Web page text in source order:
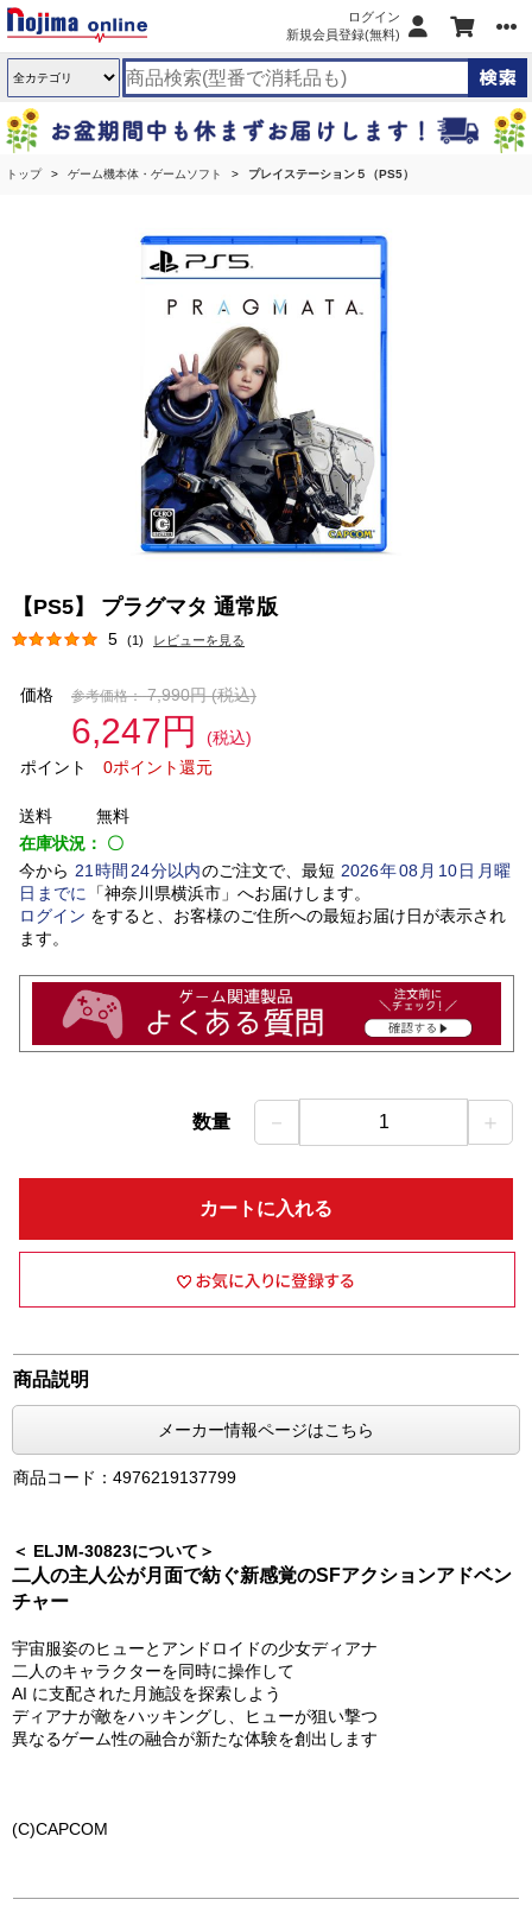
ログイン
新規会員登録(無料)
トップ ゲーム機本体・ゲームソフト プレイステーション５（PS5）
【PS5】 プラグマタ 通常版
5 (1) レビューを見る
価格 参考価格： 7,990円(税込)
6,247円
(税込)
ポイント
0ポイント還元
送料
無料
在庫状況： 〇
今から 21 時間 24分以内のご注文で、最短 2026年08 月 10日月曜
日 までに 「神奈川県横浜市」 へお届けします。
ログイン をすると、お客様のご住所への最短お届け日が表示され
ます。
数量 － 1 ＋
カートに入れる
商品説明
メーカー情報ページはこちら
商品コード：4976219137799
＜ ELJM-30823について＞
二人の主人公が月面で紡ぐ新感覚のSFアクションアドベン
チャー
宇宙服姿のヒューとアンドロイドの少女ディアナ
二人のキャラクターを同時に操作して
AI に支配された月施設を探索しよう
ディアナが敵をハッキングし、ヒューが狙い撃つ
異なるゲーム性の融合が新たな体験を創出します
(C)CAPCOM